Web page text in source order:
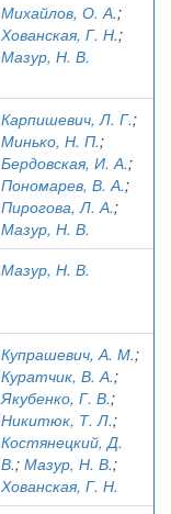
Михайлов, О. А.;
Хованская, Г. Н.;
Мазур, Н. В.
Карпишевич, Л. Г.;
Минько, Н. П.;
Бердовская, И. А.;
Пономарев, В. А.;
Пирогова, Л. А.;
Мазур, Н. В.
Мазур, Н. В.
Купрашевич, А. М.;
Куратчик, В. А.;
Якубенко, Г. В.;
Никитюк, Т. Л.;
Костянецкий, Д.
В.; Мазур, Н. В.;
Хованская, Г. Н.